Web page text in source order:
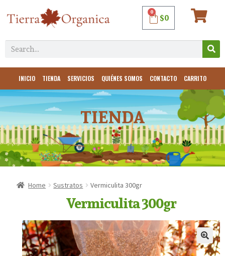
$0
0
INICIO TIENDA SERVICIOS QUIÉNES SOMOS CONTACTO CARRITO
TIENDA
Home Sustratos Vermiculita 300gr
Vermiculita 300gr